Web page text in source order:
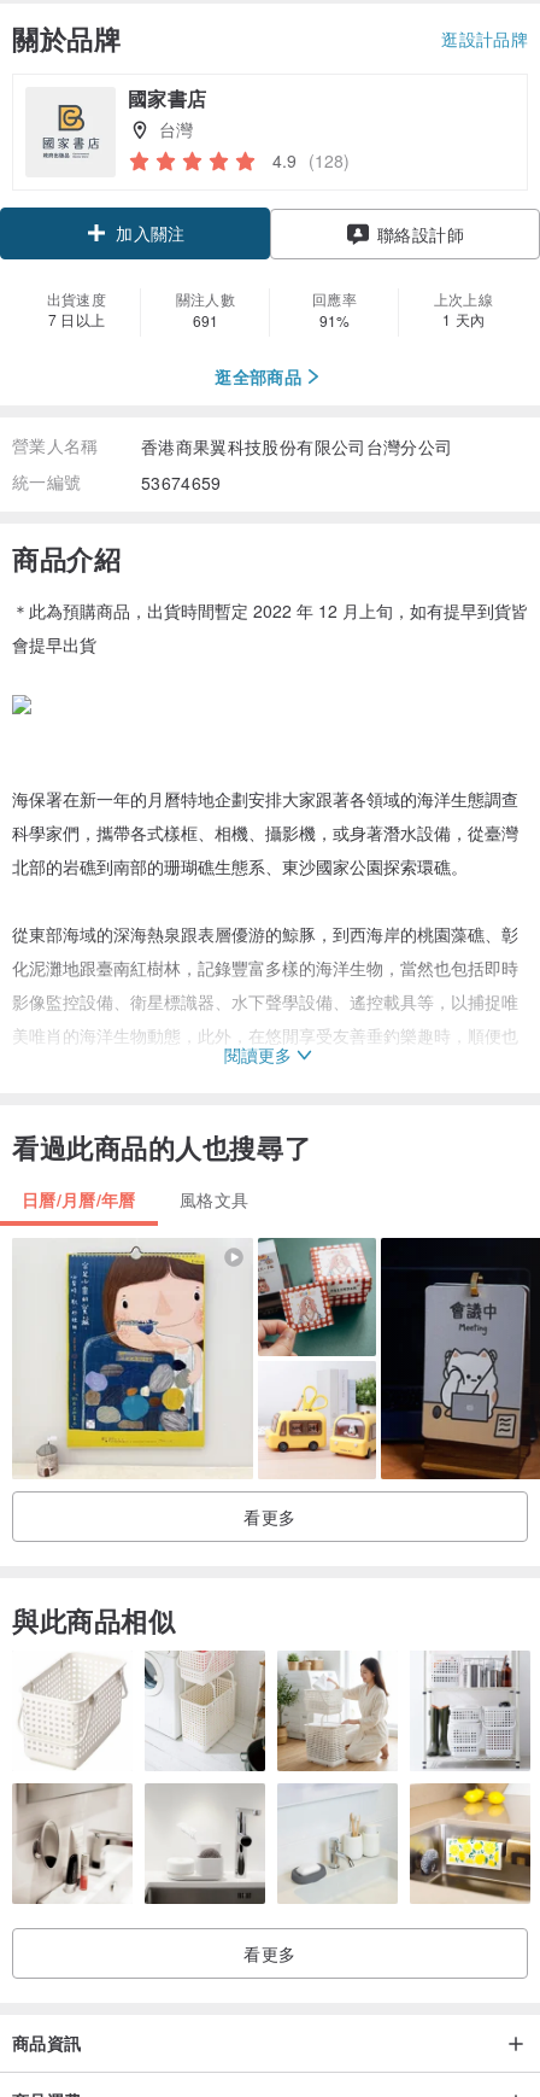
關於品牌 逛設計品牌
國家書店
台灣
4.9 (128)
加入關注 聯絡設計師
出貨速度
7 日以上
關注人數
691
回應率
91%
上次上線
1 天內
逛全部商品
營業人名稱
香港商果翼科技股份有限公司台灣分公司
統一編號
53674659
商品介紹
＊此為預購商品，出貨時間暫定 2022 年 12 月上旬，如有提早到貨皆
會提早出貨
海保署在新一年的月曆特地企劃安排大家跟著各領域的海洋生態調查
科學家們，攜帶各式樣框、相機、攝影機，或身著潛水設備，從臺灣
北部的岩礁到南部的珊瑚礁生態系、東沙國家公園探索環礁。
從東部海域的深海熱泉跟表層優游的鯨豚，到西海岸的桃園藻礁、彰
化泥灘地跟臺南紅樹林，記錄豐富多樣的海洋生物，當然也包括即時
影像監控設備、衛星標識器、水下聲學設備、遙控載具等，以捕捉唯
美唯肖的海洋生物動態，此外，在悠閒享受友善垂釣樂趣時，順便也
可以做生物資源調查喔，值得與您分享，特別在此推薦給您。
裝訂方式：鐵線圈裝訂
桌曆大小：A5
包裝信封大小：18*30cm
閱讀更多
看過此商品的人也搜尋了
日曆/月曆/年曆 風格文具
看更多
與此商品相似
看更多
商品資訊